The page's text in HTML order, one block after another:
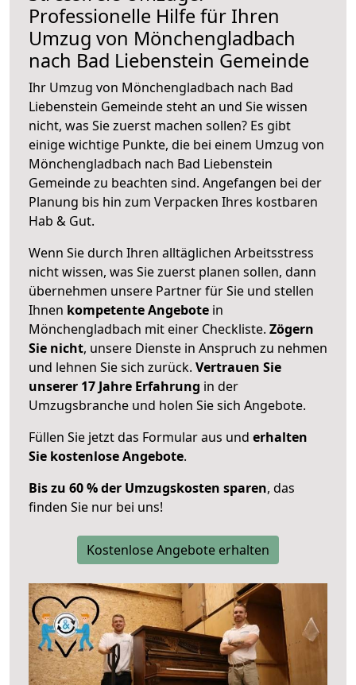
Professionelle Hilfe für Ihren
Umzug von Mönchengladbach
nach Bad Liebenstein Gemeinde
Ihr Umzug von Mönchengladbach nach Bad
Liebenstein Gemeinde steht an und Sie wissen
nicht, was Sie zuerst machen sollen? Es gibt
einige wichtige Punkte, die bei einem Umzug von
Mönchengladbach nach Bad Liebenstein
Gemeinde zu beachten sind. Angefangen bei der
Planung bis hin zum Verpacken Ihres kostbaren
Hab & Gut.
Wenn Sie durch Ihren alltäglichen Arbeitsstress
nicht wissen, was Sie zuerst planen sollen, dann
übernehmen unsere Partner für Sie und stellen
Ihnen kompetente Angebote in
Mönchengladbach mit einer Checkliste. Zögern
Sie nicht, unsere Dienste in Anspruch zu nehmen
und lehnen Sie sich zurück. Vertrauen Sie
unserer 17 Jahre Erfahrung in der
Umzugsbranche und holen Sie sich Angebote.
Füllen Sie jetzt das Formular aus und erhalten
Sie kostenlose Angebote.
Bis zu 60 % der Umzugskosten sparen, das
finden Sie nur bei uns!
Kostenlose Angebote erhalten